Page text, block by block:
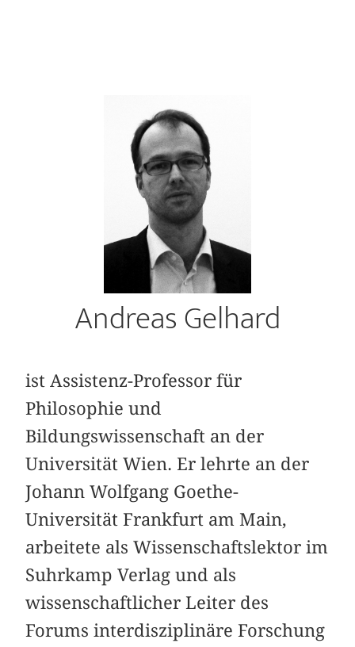
Andreas Gelhard
ist Assistenz-Professor für
Philosophie und
Bildungswissenschaft an der
Universität Wien. Er lehrte an der
Johann Wolfgang Goethe-
Universität Frankfurt am Main,
arbeitete als Wissenschaftslektor im
Suhrkamp Verlag und als
wissenschaftlicher Leiter des
Forums interdisziplinäre Forschung